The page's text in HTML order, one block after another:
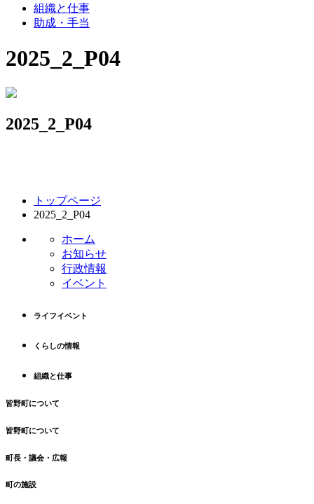
組織と仕事
助成・手当
2025_2_P04
2025_2_P04
トップページ
2025_2_P04
ホーム
お知らせ
行政情報
イベント
ライフイベント
くらしの情報
組織と仕事
皆野町について
皆野町について
町長・議会・広報
町の施設